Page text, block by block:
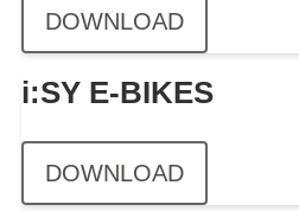
DOWNLOAD
i:SY E-BIKES
DOWNLOAD